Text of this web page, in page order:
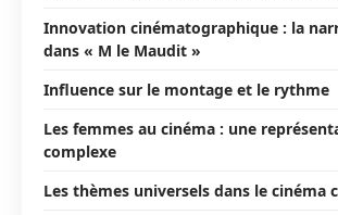
Innovation cinématographique : la
dans « M le Maudit »
Influence sur le montage et le rythme
Les femmes au cinéma : une
complexe
Les thèmes universels dans le cinéma